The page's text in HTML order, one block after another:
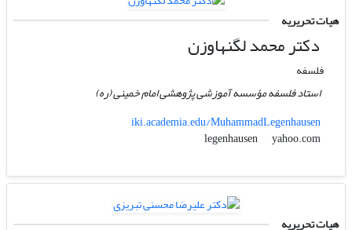
هیات تحریریه
دکتر محمد لگنهاوزن
فلسفه
استاد فلسفه مؤسسه آموزشی پژوهشی امام خمینی (ره)
iki.academia.edu/MuhammadLegenhausen
legenhausen
yahoo.com
هیات تحریریه